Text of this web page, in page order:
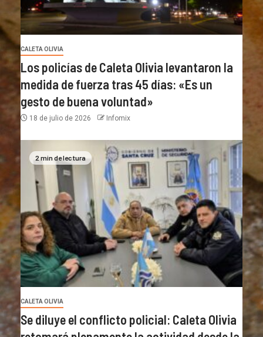
CALETA OLIVIA
Los policías de Caleta Olivia levantaron la
medida de fuerza tras 45 días: «Es un
gesto de buena voluntad»
18 de julio de 2026 Infomix
2 min de lectura
CALETA OLIVIA
Se diluye el conflicto policial: Caleta Olivia